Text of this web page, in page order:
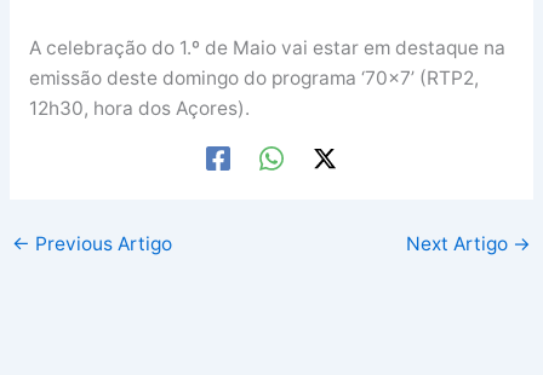
A celebração do 1.º de Maio vai estar em destaque na
emissão deste domingo do programa ‘70×7’ (RTP2,
12h30, hora dos Açores).
← Previous Artigo Next Artigo →